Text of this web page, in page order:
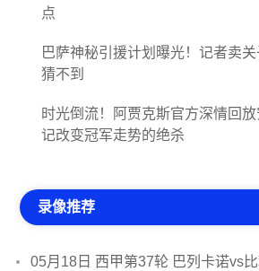
点
巴萨神秘引援计划曝光！记者卖
猜不到
时光倒流！阿贾克斯官方深情回
记改变冠军走势的绝杀
录像推荐
05月18日 西甲第37轮 巴列卡诺vs